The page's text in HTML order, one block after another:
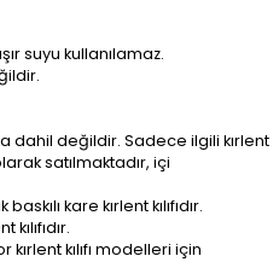
suyu kullanılamaz.
dahil değildir. Sadece ilgili kırlent
satılmaktadır, içi
kare kırlent kılıfıdır.
kılıfı modelleri için